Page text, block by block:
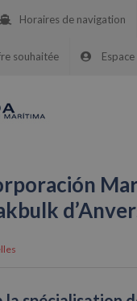
Horaires de navigation
souhaitée